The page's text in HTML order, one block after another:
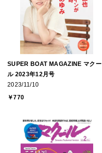
SUPER BOAT MAGAZINE マクー
ル 2023年12月号
2023/11/10
￥770